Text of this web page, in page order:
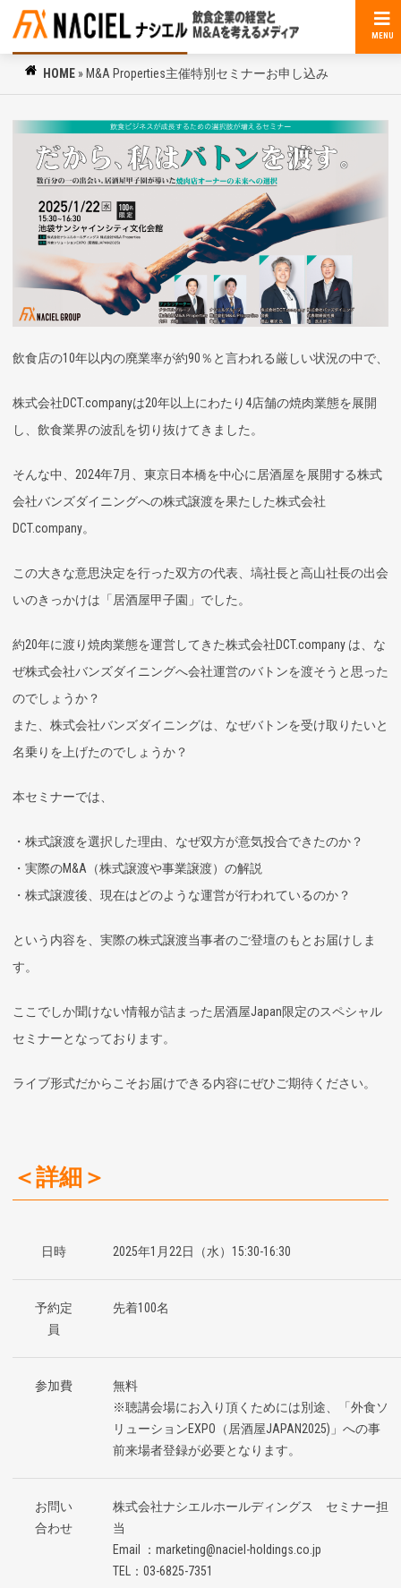
MENU
HOME » M&A Properties主催特別セミナーお申し込み
飲食店の10年以内の廃業率が約90％と言われる厳しい状況の中で、
株式会社DCT.companyは20年以上にわたり4店舗の焼肉業態を展開
し、飲食業界の波乱を切り抜けてきました。
そんな中、2024年7月、東京日本橋を中心に居酒屋を展開する株式
会社バンズダイニングへの株式譲渡を果たした株式会社
DCT.company。
この大きな意思決定を行った双方の代表、塙社長と高山社長の出会
いのきっかけは「居酒屋甲子園」でした。
約20年に渡り焼肉業態を運営してきた株式会社DCT.company は、な
ぜ株式会社バンズダイニングへ会社運営のバトンを渡そうと思った
のでしょうか？
また、株式会社バンズダイニングは、なぜバトンを受け取りたいと
名乗りを上げたのでしょうか？
本セミナーでは、
・株式譲渡を選択した理由、なぜ双方が意気投合できたのか？
・実際のM&A（株式譲渡や事業譲渡）の解説
・株式譲渡後、現在はどのような運営が行われているのか？
という内容を、実際の株式譲渡当事者のご登壇のもとお届けしま
す。
ここでしか聞けない情報が詰まった居酒屋Japan限定のスペシャル
セミナーとなっております。
ライブ形式だからこそお届けできる内容にぜひご期待ください。
＜詳細＞
日時 2025年1月22日（水）15:30-16:30
予約定
員
先着100名
参加費
無料
※聴講会場にお入り頂くためには別途、「外食ソ
リューションEXPO（居酒屋JAPAN2025)」への事
前来場者登録が必要となります。
お問い
合わせ
株式会社ナシエルホールディングス セミナー担
当
Email ：marketing@naciel-holdings.co.jp
TEL：03-6825-7351